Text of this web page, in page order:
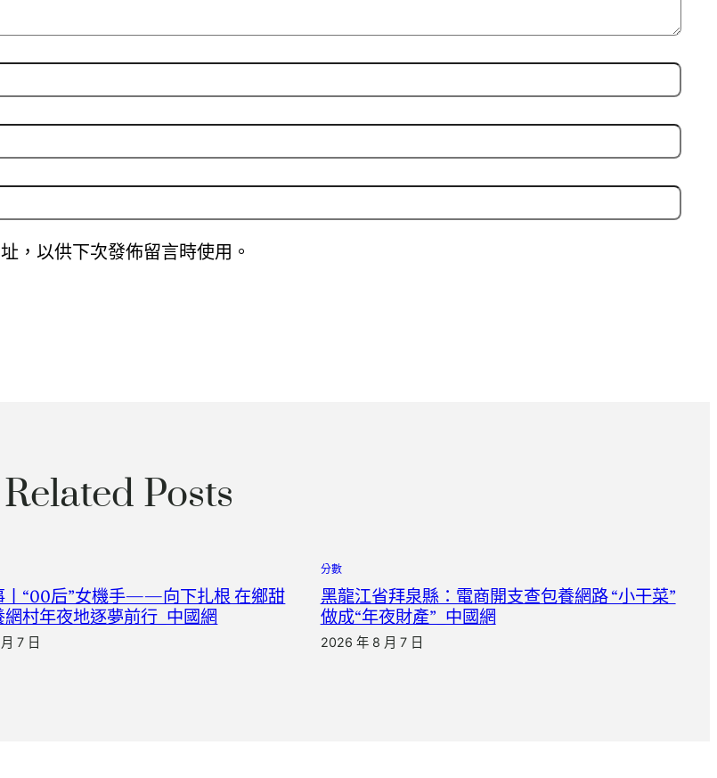
，以供下次發佈留言時使用。
Related Posts
丨“00后”女機手——向下扎根 在鄉甜
網村年夜地逐夢前行_中國網
7 日
分數
黑龍江省拜泉縣：電商開支查包養網路 “小干菜”
做成“年夜財產”_中國網
2026 年 8 月 7 日